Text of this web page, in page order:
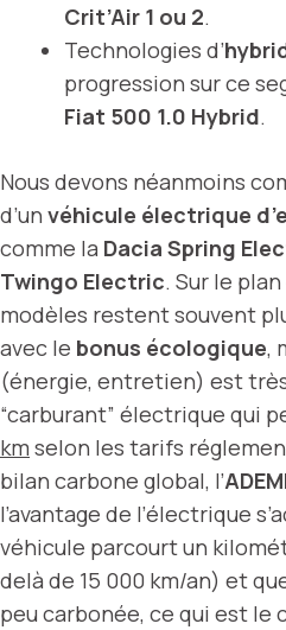
Crit’Air 1 ou 2.
Technologies d’
progression sur ce
Fiat 500 1.0 Hybrid.
Nous devons néanmoins
d’un véhicule électrique
comme la Dacia Spring
Twingo Electric. Sur le
modèles restent souvent
avec le bonus écologique,
(énergie, entretien) est
“carburant” électrique qui
km selon les tarifs
bilan carbone global, l’
l’avantage de l’électrique
véhicule parcourt un
delà de 15 000 km/an) et
peu carbonée, ce qui est le